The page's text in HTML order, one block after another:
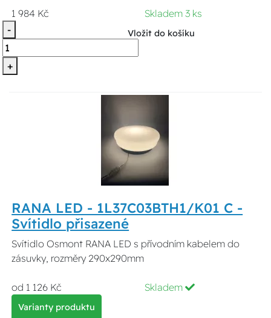
1 984 Kč
Skladem 3 ks
-
+
Vložit do košíku
RANA LED - 1L37C03BTH1/K01 C -
Svítidlo přisazené
Svítidlo Osmont RANA LED s přívodním kabelem do
zásuvky, rozměry 290x290mm
od 1 126 Kč Skladem
Varianty produktu